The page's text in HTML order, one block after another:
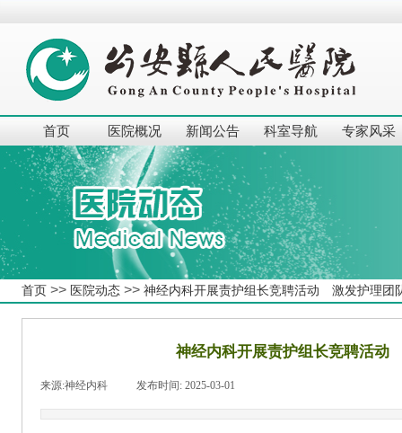
首页 医院概况 新闻公告 科室导航 专家风采
首页 >> 医院动态 >> 神经内科开展责护组长竞聘活动 激发护理团
神经内科开展责护组长竞聘活
来源:神经内科 发布时间: 2025-03-01